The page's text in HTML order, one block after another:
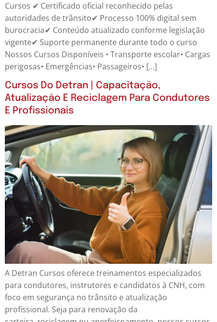
Cursos ✔ Certificado oficial reconhecido pelas
autoridades de trânsito✔ Processo 100% digital sem
burocracia✔ Conteúdo atualizado conforme legislação
vigente✔ Suporte permanente durante todo o curso
Nossos Cursos Disponíveis • Transporte escolar• Cargas
perigosas• Emergências• Passageiros• […]
Cursos Do Detran | Capacitação,
Atualização E Reciclagem Para Condutores
E Profissionais
A Detran Cursos oferece treinamentos especializados
para condutores, instrutores e candidatos à CNH, com
foco em segurança no trânsito e atualização
profissional. Seja para renovação da